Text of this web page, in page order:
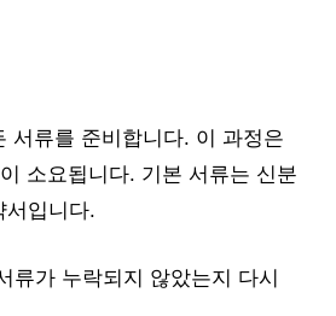
서류를 준비합니다. 이 과정은
소요됩니다. 기본 서류는 신분
서입니다.
류가 누락되지 않았는지 다시